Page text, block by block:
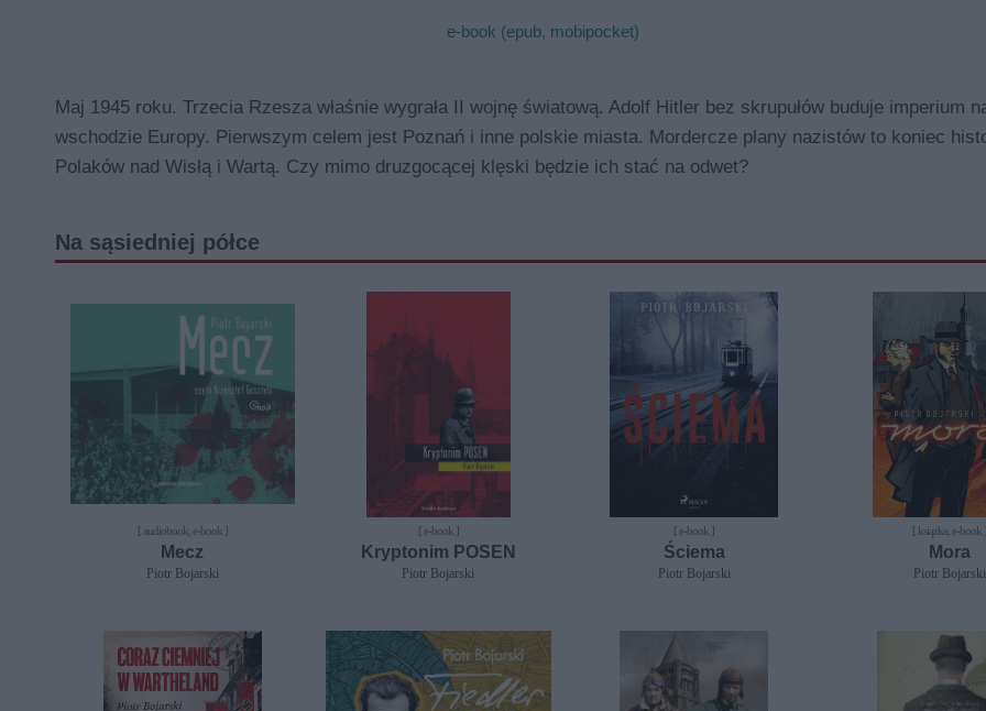
e-book (epub, mobipocket)
Maj 1945 roku. Trzecia Rzesza właśnie wygrała II wojnę światową. Adolf Hitler bez skrupułów buduje imperium
wschodzie Europy. Pierwszym celem jest Poznań i inne polskie miasta. Mordercze plany nazistów to koniec
Polaków nad Wisłą i Wartą. Czy mimo druzgocącej klęski będzie ich stać na odwet?
Na sąsiedniej półce
[ audiobook, e-book ]
Mecz
Piotr Bojarski
[ e-book ]
Kryptonim POSEN
Piotr Bojarski
[ e-book ]
Ściema
Piotr Bojarski
[ książka, e-book ]
Mora
Piotr Bojarski